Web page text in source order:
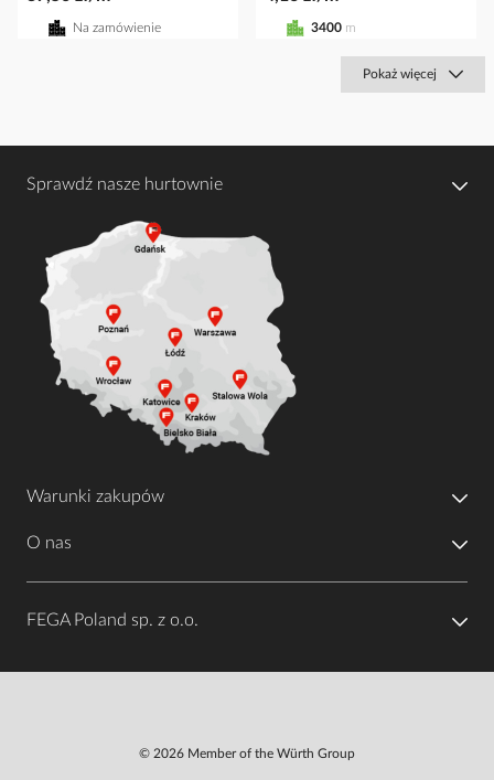
Na zamówienie 3400 m
Pokaż więcej
Sprawdź nasze hurtownie
Warunki zakupów
O nas
FEGA Poland sp. z o.o.
© 2026 Member of the Würth Group